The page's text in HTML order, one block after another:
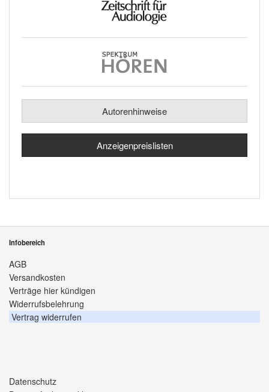
Autorenhinweise
Anzeigenpreislisten
Infobereich
AGB
Versandkosten
Verträge hier kündigen
Widerrufsbelehrung
Vertrag widerrufen
Datenschutz